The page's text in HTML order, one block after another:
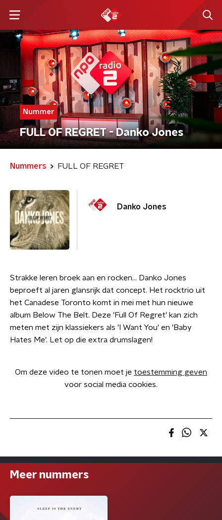
Nummer
FULL OF REGRET - Danko Jones
Nummers FULL OF REGRET
Danko Jones
Strakke leren broek aan en rocken... Danko Jones
beproeft al jaren glansrijk dat concept. Het rocktrio uit
het Canadese Toronto komt in mei met hun nieuwe
album Below The Belt. Deze 'Full Of Regret' kan zich
meten met zijn klassiekers als 'I Want You' en 'Baby
Hates Me'. Let op die extra drumslagen!
Om deze video te tonen moet je toestemming geven
voor social media cookies.
Meer nummers